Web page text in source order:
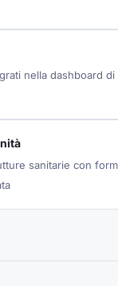
nella dashboard
sanitarie con